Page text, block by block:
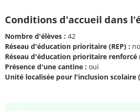
Conditions d'accueil dans
Nombre d'élèves : 42
Réseau d'éducation prioritaire (REP) :
Réseau d'éducation prioritaire renforcé
Présence d'une cantine : oui
Unité localisée pour l'inclusion scolaire